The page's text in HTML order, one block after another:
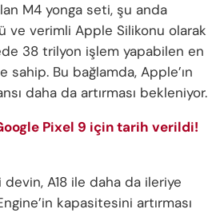
M4 yonga seti, şu anda
ve verimli Apple Silikonu olarak
38 trilyon işlem yapabilen en
sahip. Bu bağlamda, Apple’ın
daha da artırması bekleniyor.
Pixel 9 için tarih verildi!
A18 ile daha da ileriye
kapasitesini artırması